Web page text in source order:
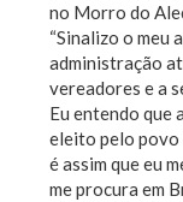
no Morro do
“Sinalizo o meu
administração
vereadores e a
Eu entendo que
eleito pelo povo
é assim que eu
me procura em